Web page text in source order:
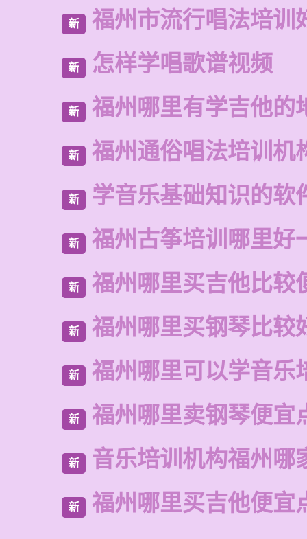
新 福州市流行唱法培训
新 怎样学唱歌谱视频
新 福州哪里有学吉他的
新 福州通俗唱法培训机
新 学音乐基础知识的软
新 福州古筝培训哪里好
新 福州哪里买吉他比较
新 福州哪里买钢琴比较
新 福州哪里可以学音乐
新 福州哪里卖钢琴便宜
新 音乐培训机构福州哪
新 福州哪里买吉他便宜